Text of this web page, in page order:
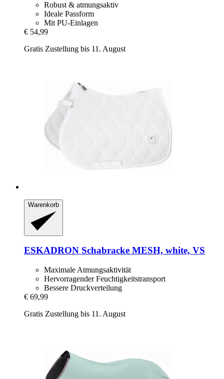
Robust & atmungsaktiv
Ideale Passform
Mit PU-Einlagen
€ 54,99
Gratis Zustellung bis 11. August
Warenkorb
ESKADRON Schabracke MESH, white, VS
Maximale Atmungsaktivität
Hervorragender Feuchtigkeitstransport
Bessere Druckverteilung
€ 69,99
Gratis Zustellung bis 11. August